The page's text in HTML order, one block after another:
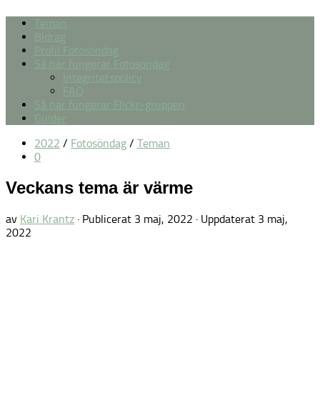
Teman
Bidrag
Profil Fotosöndag
Så här fungerar Fotosöndag
Integritetspolicy
FAQ
Så här fungerar Flickr-gruppen
Guider
2022 / Fotosöndag / Teman
0
Veckans tema är värme
av Kari Krantz · Publicerat 3 maj, 2022 · Uppdaterat 3 maj,
2022